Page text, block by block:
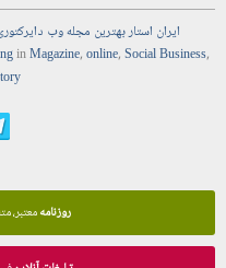
ایران استاربهترین مجلهوب
inMagazine,online,Social Business,
روزنامهمعتبر،